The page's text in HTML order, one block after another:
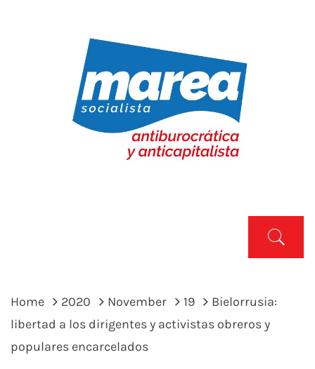
MAREA SOCIALISTA
Home 2020 November 19
Bielorrusia:
libertad a los dirigentes y activistas obreros y
populares encarcelados